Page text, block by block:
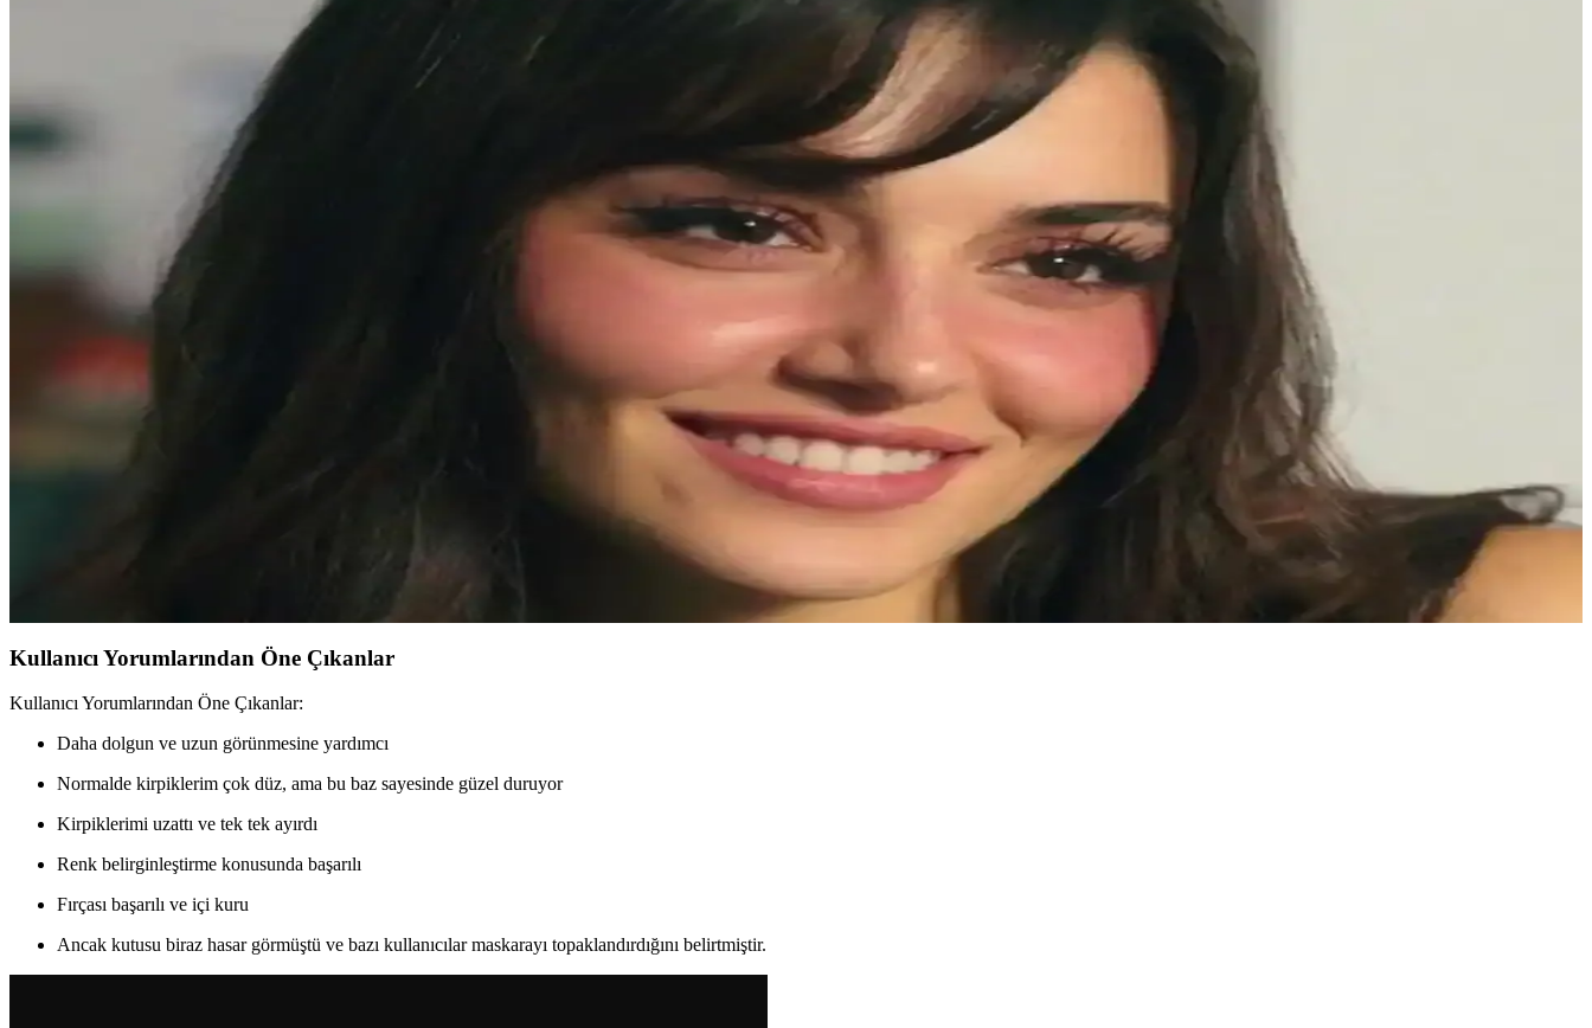
Doğal görünümlü maskaralar, hafif ve su bazlı formülleriyle günlük kullanımda kirpiklere hacim ve uzunluk kazandırır, doğal kıvrımı korur. İnce fırçalar ve doğru uygulama teknikleriyle gözlerinize doğal
Gece Şıklığını Tamamlayan Göz Makyajı Teknikleri ve Uygulama İpuçları
Göz makyajı, gece şıklığını artıran temel detaydır. Koyu renkler, parlak detaylar ve doğru tekniklerle etkileyici ve kalıcı bir görünüm yakalayabilirsiniz.
Dolgun ve Çekici Kirpikler İçin Maskara Seçimi ve Kullanım Teknikleri
Doğru maskara seçimi ve kullanımıyla kirpikleriniz daha dolgun, uzun ve kıvrık görünür. İçerik ve tekniklere dikkat ederek makyajınıza canlılık katın.
Göz Makyajında Takma Kirpik Kullanımı ve Alternatif Yöntemler Üzerine Detaylı İnceleme
Takma kirpikler göz makyajında etkileyici görünüm sağlar ancak zorunlu değildir. Doğal kirpikler, kirpik kıvırıcılar, maskaralar ve manyetik kirpikler gibi alternatifler makyajda özgünlük ve konfor sunar.
Gece İçin Büyüleyici Göz Makyajı Trendleri ve Teknikleri Hakkında Kapsamlı Rehber
Gece makyajında etkileyici gözler için teknikler, ürünler ve güncel trendler detaylı şekilde anlatılıyor. Koyu tonlar ve doğru uygulamalarla gözlerinizi ön plana çıkarın.
YSL Maskara Valfi Sorunları ve Çözüm Yöntemleri: Kullanıcı Deneyimi ve İade Süreci
YSL maskaralarda valfin yerinden çıkması veya tıkanması sıkça yaşanan bir sorundur. Bu yazıda valf sorunlarının belirtileri, geçici çözümleri ve iade süreçleri detaylı şekilde ele alınmaktadır.
Hande Erçel'in Kirpik Makyajı: Mascaradan Takma Kirpiğe Uzunluk ve Hacim Teknikleri
Hande Erçel'in kirpik makyajında YSL ve Hourglass mascaraların kullanımı, kirpik tarağı teknikleri ve takma kirpik ihtimali detaylıca inceleniyor. Alt göz makyajı da kusursuzluk sağlıyor.
Kullanıcı Yorumlarından Öne Çıkanlar
Kullanıcı Yorumlarından Öne Çıkanlar:
Daha dolgun ve uzun görünmesine yardımcı
Normalde kirpiklerim çok düz, ama bu baz sayesinde güzel duruyor
Kirpiklerimi uzattı ve tek tek ayırdı
Renk belirginleştirme konusunda başarılı
Fırçası başarılı ve içi kuru
Ancak kutusu biraz hasar görmüştü ve bazı kullanıcılar maskarayı topaklandırdığını belirtmiştir.